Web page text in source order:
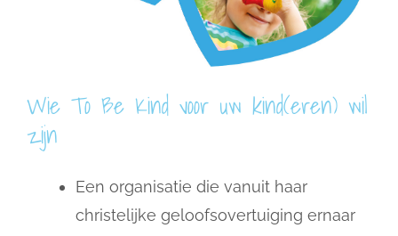
Wie To Be Kind voor uw kind(eren) wil
zijn
Een organisatie die vanuit haar
christelijke geloofsovertuiging ernaar